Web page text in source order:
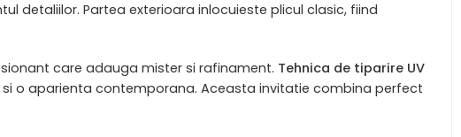
detaliilor. Partea exterioara inlocuieste plicul clasic, fiind
care adauga mister si rafinament. Tehnica de tiparire UV
o aparienta contemporana. Aceasta invitatie combina perfect